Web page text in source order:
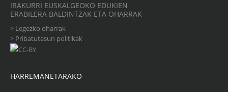
IRAKURRI EUSKALGEOKO EDUKIEN
ERABILERA BALDINTZAK ETA OHARRAK
> Legezko oharrak
> Pribatutasun politikak
HARREMANETARAKO